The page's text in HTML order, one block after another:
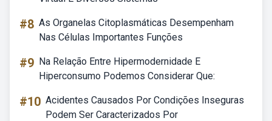
#8 As Organelas Citoplasmáticas Desempenham
Nas Células Importantes Funções
#9 Na Relação Entre Hipermodernidade E
Hiperconsumo Podemos Considerar Que:
#10 Acidentes Causados Por Condições Inseguras
Podem Ser Caracterizados Por